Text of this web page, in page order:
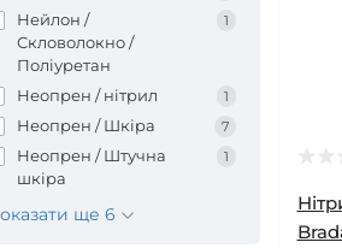
Нейлон /
Скловолокно /
Поліуретан
1
Неопрен / нітрил 1
Неопрен / Шкіра 7
Неопрен / Штучна
шкіра
1
ще 6